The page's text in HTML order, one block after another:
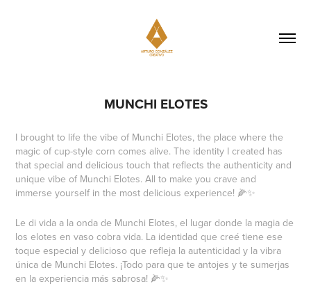
MUNCHI ELOTES
I brought to life the vibe of Munchi Elotes, the place where the
magic of cup-style corn comes alive. The identity I created has
that special and delicious touch that reflects the authenticity and
unique vibe of Munchi Elotes. All to make you crave and
immerse yourself in the most delicious experience! 🌽✨
Le di vida a la onda de Munchi Elotes, el lugar donde la magia de
los elotes en vaso cobra vida. La identidad que creé tiene ese
toque especial y delicioso que refleja la autenticidad y la vibra
única de Munchi Elotes. ¡Todo para que te antojes y te sumerjas
en la experiencia más sabrosa! 🌽✨